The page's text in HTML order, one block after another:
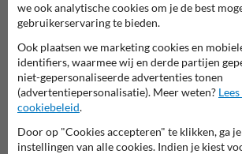
Bord Rookvrije Generatie -
formaat 500x400mm
we ook analytische cookies om je de best
gebruikerservaring te bieden.
Ook plaatsen we marketing cookies en
identifiers, waarmee wij en derde partijen
niet-gepersonaliseerde advertenties tonen
(advertentiepersonalisatie). Meer weten?
cookiebeleid.
Door op "Cookies accepteren" te klikken, ga
instellingen van alle cookies. Indien je kiest